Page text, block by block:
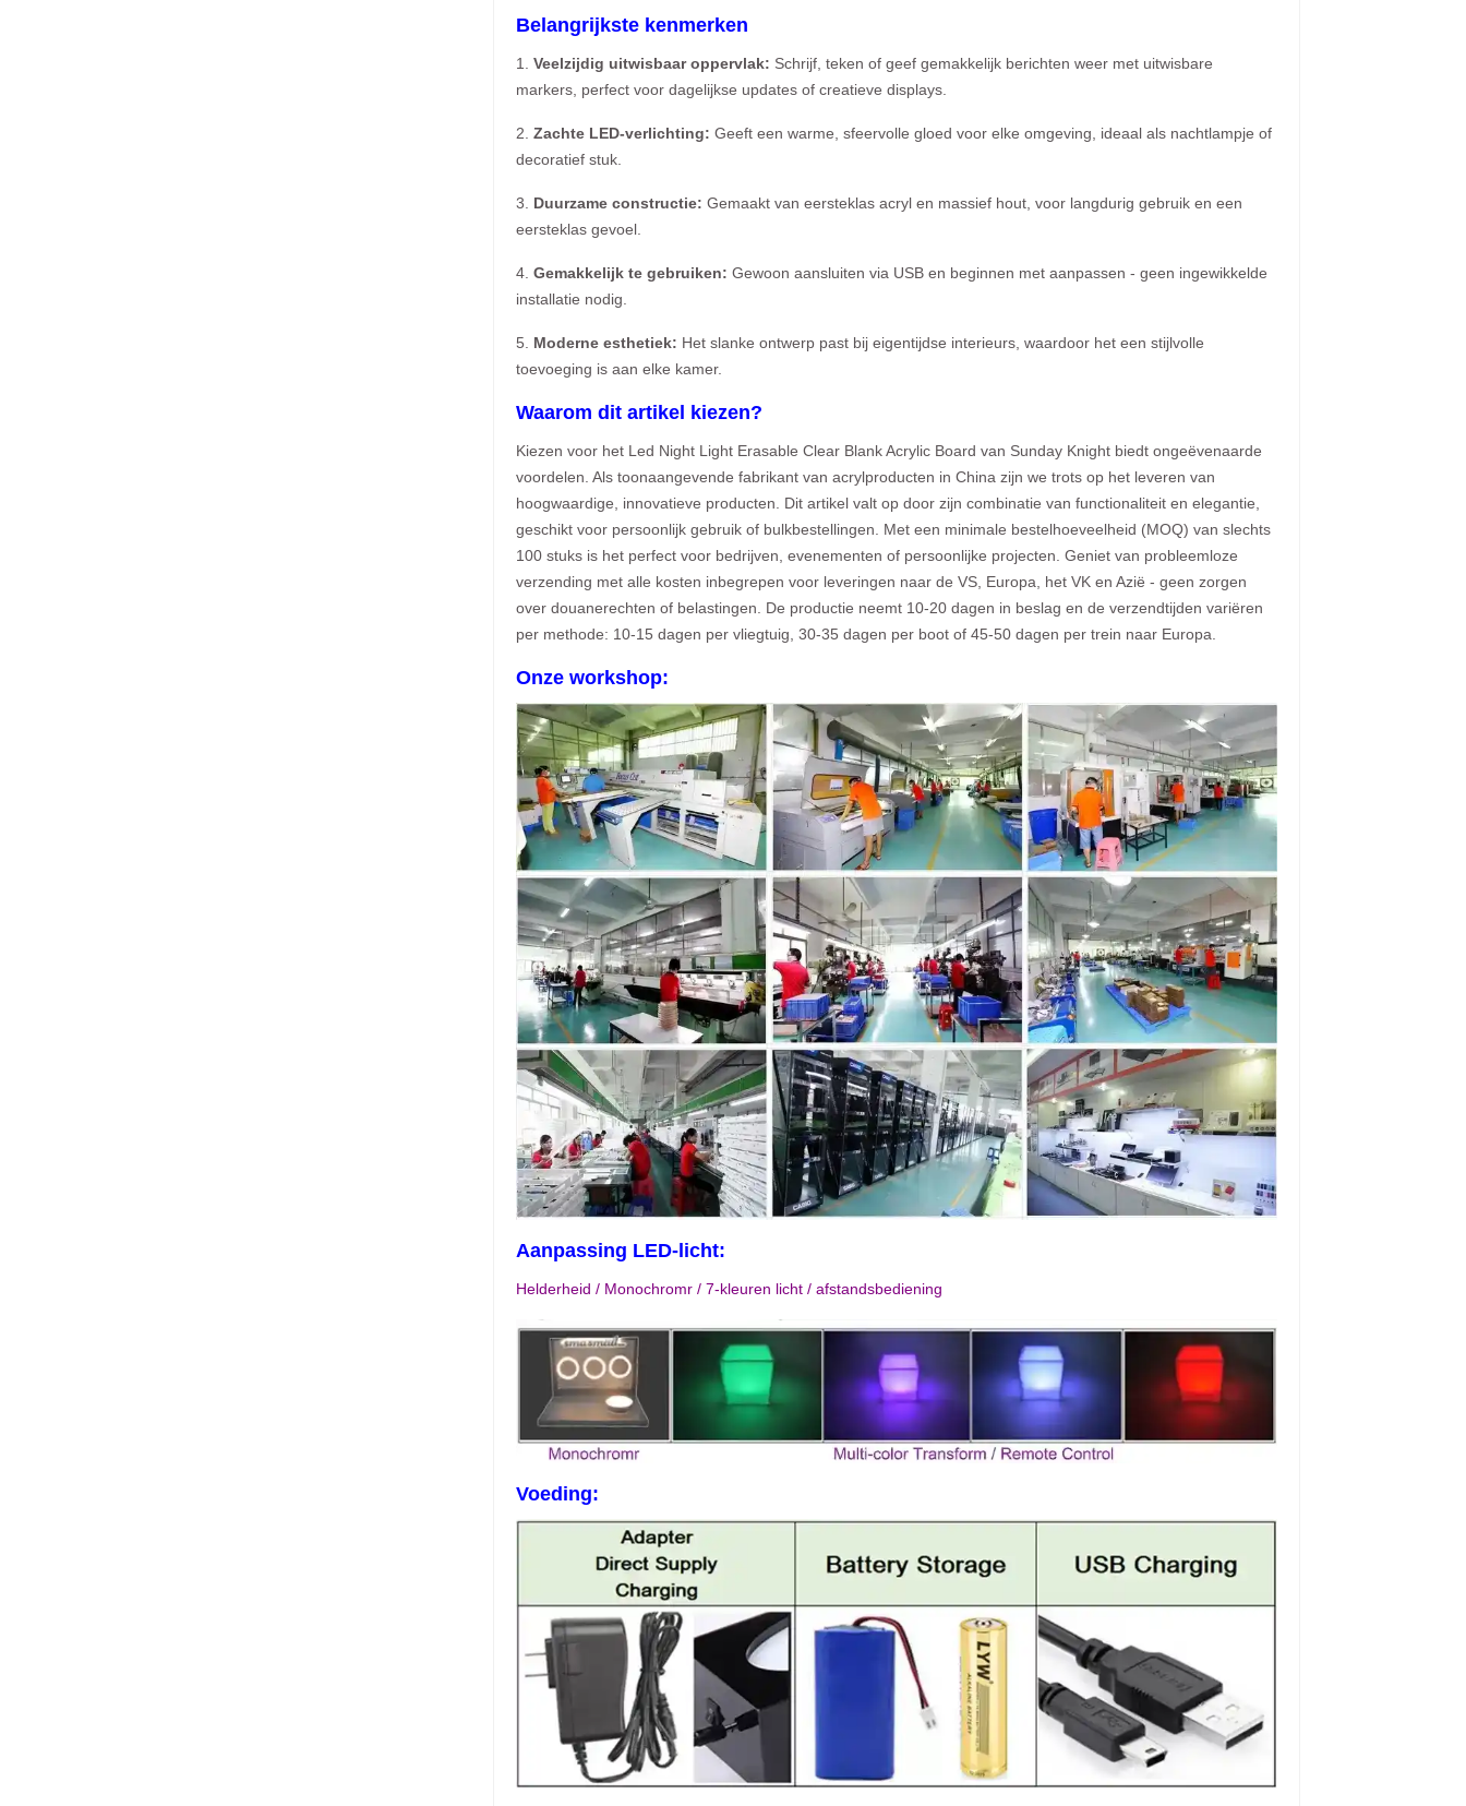
Belangrijkste kenmerken
1. Veelzijdig uitwisbaar oppervlak: Schrijf, teken of geef gemakkelijk berichten weer met uitwisbare
markers, perfect voor dagelijkse updates of creatieve displays.
2. Zachte LED-verlichting: Geeft een warme, sfeervolle gloed voor elke omgeving, ideaal als nachtlampje of
decoratief stuk.
3. Duurzame constructie: Gemaakt van eersteklas acryl en massief hout, voor langdurig gebruik en een
eersteklas gevoel.
4. Gemakkelijk te gebruiken: Gewoon aansluiten via USB en beginnen met aanpassen - geen ingewikkelde
installatie nodig.
5. Moderne esthetiek: Het slanke ontwerp past bij eigentijdse interieurs, waardoor het een stijlvolle
toevoeging is aan elke kamer.
Waarom dit artikel kiezen?
Kiezen voor het Led Night Light Erasable Clear Blank Acrylic Board van Sunday Knight biedt ongeëvenaarde
voordelen. Als toonaangevende fabrikant van acrylproducten in China zijn we trots op het leveren van
hoogwaardige, innovatieve producten. Dit artikel valt op door zijn combinatie van functionaliteit en elegantie,
geschikt voor persoonlijk gebruik of bulkbestellingen. Met een minimale bestelhoeveelheid (MOQ) van slechts
100 stuks is het perfect voor bedrijven, evenementen of persoonlijke projecten. Geniet van probleemloze
verzending met alle kosten inbegrepen voor leveringen naar de VS, Europa, het VK en Azië - geen zorgen
over douanerechten of belastingen. De productie neemt 10-20 dagen in beslag en de verzendtijden variëren
per methode: 10-15 dagen per vliegtuig, 30-35 dagen per boot of 45-50 dagen per trein naar Europa.
Onze workshop:
Aanpassing LED-licht:
Helderheid / Monochromr / 7-kleuren licht / afstandsbediening
Voeding: